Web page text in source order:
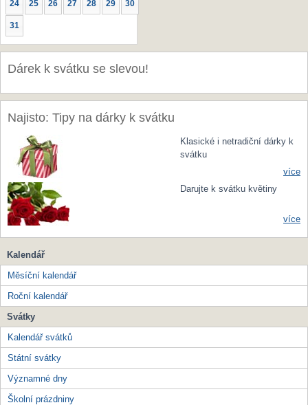
24 25 26 27 28 29 30
31
Dárek k svátku se slevou!
Najisto: Tipy na dárky k svátku
Klasické i netradiční dárky k
svátku
více
Darujte k svátku květiny
více
Kalendář
Měsíční kalendář
Roční kalendář
Svátky
Kalendář svátků
Státní svátky
Významné dny
Školní prázdniny